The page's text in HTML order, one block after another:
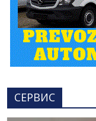
СЕРВИС